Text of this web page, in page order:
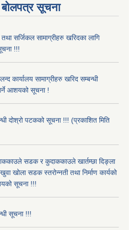
सूचना
सर्जिकल सामाग्रीहरु खरिदका लागि
!!!
कार्यालय सामाग्रीहरु खरिद सम्बन्धी
आशयको सूचना !
दोश्रो पटकको सूचना !!! (प्रकाशित मिति
सडक र कुदाककाउले खार्तम्छा दिङ्ला
खोला सडक स्तरोन्नती तथा निर्माण कार्यको
सूचना !!!
सूचना !!!